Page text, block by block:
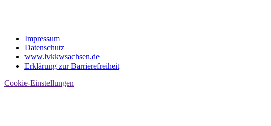
Impressum
Datenschutz
www.lvkkwsachsen.de
Erklärung zur Barrierefreiheit
Cookie-Einstellungen